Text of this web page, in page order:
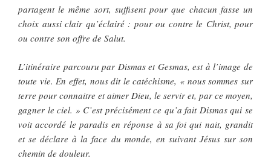
partagent le même sort, suffisent pour que chacun fasse un
choix aussi clair qu’éclairé : pour ou contre le Christ, pour
ou contre son offre de Salut.
L’itinéraire parcouru par Dismas et Gesmas, est à l’image de
toute vie. En effet, nous dit le catéchisme, « nous sommes sur
terre pour connaitre et aimer Dieu, le servir et, par ce moyen,
gagner le ciel. » C’est précisément ce qu’a fait Dismas qui se
voit accordé le paradis en réponse à sa foi qui nait, grandit
et se déclare à la face du monde, en suivant Jésus sur son
chemin de douleur.